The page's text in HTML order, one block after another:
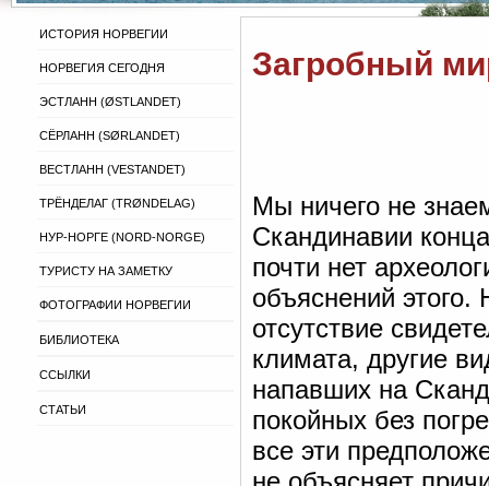
ИСТОРИЯ НОРВЕГИИ
НОРВЕГИЯ СЕГОДНЯ
ЭСТЛАНН (ØSTLANDET)
СЁРЛАНН (SØRLANDET)
ВЕСТЛАНН (VESTANDET)
ТРЁНДЕЛАГ (TRØNDELAG)
НУР-НОРГЕ (NORD-NORGE)
ТУРИСТУ НА ЗАМЕТКУ
ФОТОГРАФИИ НОРВЕГИИ
БИБЛИОТЕКА
ССЫЛКИ
СТАТЬИ
Загробный
Мы ничего не
Скандинавии
почти нет
объяснений
отсутствие
климата, другие
напавших на
покойных без
все эти